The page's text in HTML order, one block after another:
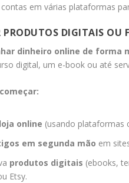
contas em várias plataformas
PRODUTOS DIGITAIS OU
dinheiro online de forma
digital, um e-book ou até
loja online (usando plataformas
em segunda mão em
produtos digitais (ebooks,
Etsy.